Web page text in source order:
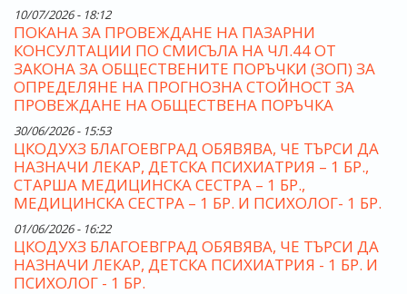
10/07/2026 - 18:12
ПОКАНА ЗА ПРОВЕЖДАНЕ НА ПАЗАРНИ
КОНСУЛТАЦИИ ПО СМИСЪЛА НА ЧЛ.44 ОТ
ЗАКОНА ЗА ОБЩЕСТВЕНИТЕ ПОРЪЧКИ (ЗОП) ЗА
ОПРЕДЕЛЯНЕ НА ПРОГНОЗНА СТОЙНОСТ ЗА
ПРОВЕЖДАНЕ НА ОБЩЕСТВЕНА ПОРЪЧКА
30/06/2026 - 15:53
ЦКОДУХЗ БЛАГОЕВГРАД ОБЯВЯВА, ЧЕ ТЪРСИ ДА
НАЗНАЧИ ЛЕКАР, ДЕТСКА ПСИХИАТРИЯ – 1 БР.,
СТАРША МЕДИЦИНСКА СЕСТРА – 1 БР.,
МЕДИЦИНСКА СЕСТРА – 1 БР. И ПСИХОЛОГ- 1 БР.
01/06/2026 - 16:22
ЦКОДУХЗ БЛАГОЕВГРАД ОБЯВЯВА, ЧЕ ТЪРСИ ДА
НАЗНАЧИ ЛЕКАР, ДЕТСКА ПСИХИАТРИЯ - 1 БР. И
ПСИХОЛОГ - 1 БР.